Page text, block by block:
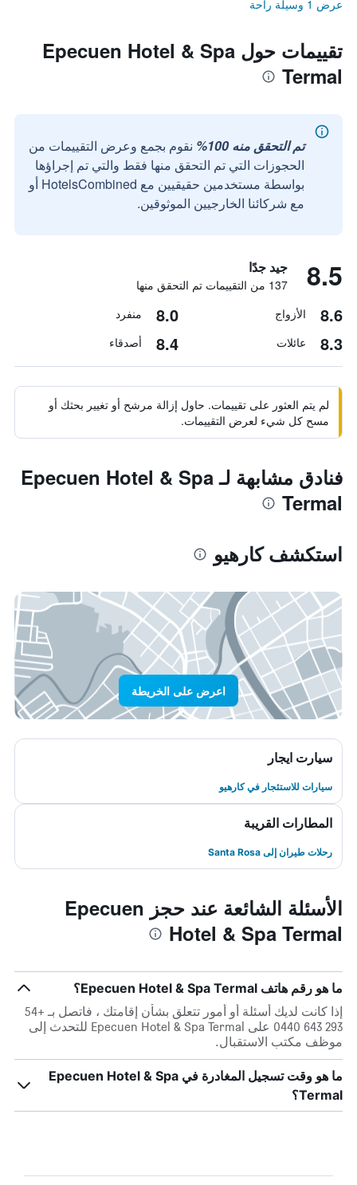
عرض 1 وسيلة راحة
تقييمات حول Epecuen Hotel & Spa
Termal
تم التحقق منه 100%
نقوم بجمع وعرض التقييمات من
الحجوزات التي تم التحقق منها فقط والتي تم إجراؤها
بواسطة مستخدمين حقيقيين مع HotelsCombined أو
مع شركائنا الخارجيين الموثوقين.
8.5 جيد جدًا
137 من التقييمات تم التحقق منها
8.6 الأزواج 8.0 منفرد
8.3 عائلات 8.4 أصدقاء
لم يتم العثور على تقييمات. حاول إزالة مرشح أو تغيير بحثك أو
مسح كل شيء لعرض التقييمات.
فنادق مشابهة لـ Epecuen Hotel & Spa
Termal
استكشف كارهيو
اعرض على الخريطة
سيارت ايجار
سيارات للاستئجار في كارهيو
المطارات القريبة
رحلات طيران إلى Santa Rosa
الأسئلة الشائعة عند حجز Epecuen
Hotel & Spa Termal
ما هو رقم هاتف Epecuen Hotel & Spa Termal؟
إذا كانت لديك أسئلة أو أمور تتعلق بشأن إقامتك ، فاتصل بـ +54
293 643 0440 على Epecuen Hotel & Spa Termal للتحدث إلى
موظف مكتب الاستقبال.
ما هو وقت تسجيل المغادرة في Epecuen Hotel & Spa
Termal؟